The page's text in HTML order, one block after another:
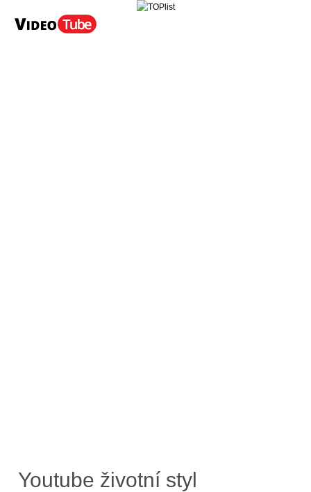
Youtube životní styl